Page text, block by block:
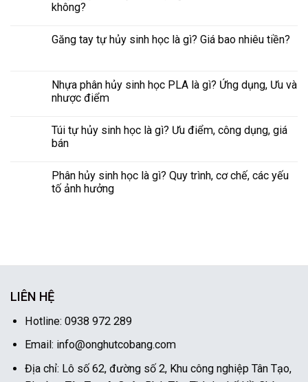
không?
Găng tay tự hủy sinh học là gì? Giá bao nhiêu tiền?
Nhựa phân hủy sinh học PLA là gì? Ứng dụng, Ưu và
nhược điểm
Túi tự hủy sinh học là gì? Ưu điểm, công dụng, giá
bán
Phân hủy sinh học là gì? Quy trình, cơ chế, các yếu
tố ảnh hưởng
LIÊN HỆ
Hotline: 0938 972 289
Email: info@onghutcobang.com
Địa chỉ: Lô số 62, đường số 2, Khu công nghiệp Tân Tạo,